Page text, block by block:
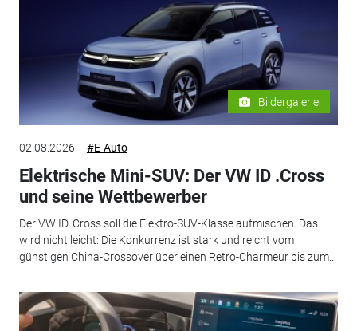
Bildergalerie
02.08.2026 #E-Auto
Elektrische Mini-SUV: Der VW ID .Cross
und seine Wettbewerber
Der VW ID. Cross soll die Elektro-SUV-Klasse aufmischen. Das
wird nicht leicht: Die Konkurrenz ist stark und reicht vom
günstigen China-Crossover über einen Retro-Charmeur bis zum...